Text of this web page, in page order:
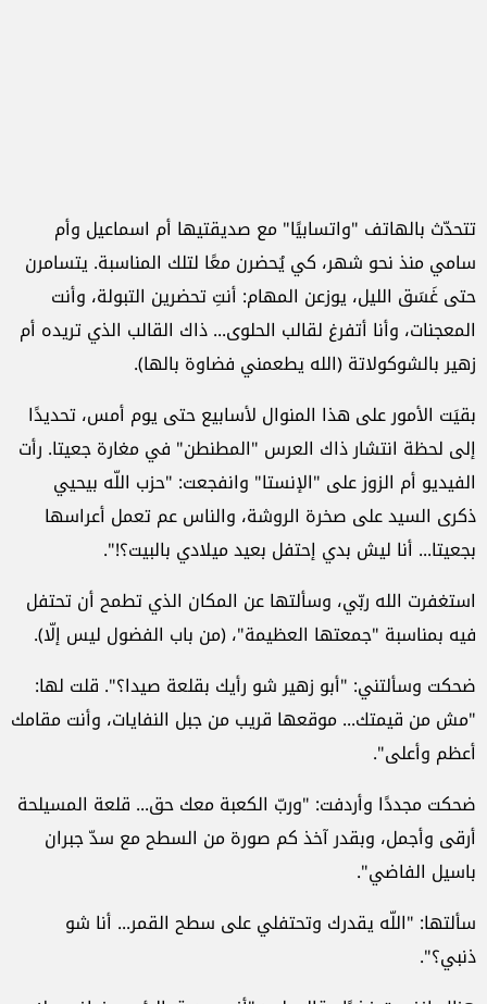
تتحدّث بالهاتف "واتسابيًا" مع صديقتيها أم اسماعيل وأم
سامي منذ نحو شهر، كي يُحضرن معًا لتلك المناسبة. يتسامرن
حتى غَسَق الليل، يوزعن المهام: أنتِ تحضرين التبولة، وأنت
المعجنات، وأنا أتفرغ لقالب الحلوى... ذاك القالب الذي تريده أم
زهير بالشوكولاتة (الله يطعمني فضاوة بالها).
بقيَت الأمور على هذا المنوال لأسابيع حتى يوم أمس، تحديدًا
إلى لحظة انتشار ذاك العرس "المطنطن" في مغارة جعيتا. رأت
الفيديو أم الزوز على "الإنستا" وانفجعت: "حزب اللّه بيحيي
ذكرى السيد على صخرة الروشة، والناس عم تعمل أعراسها
بجعيتا... أنا ليش بدي إحتفل بعيد ميلادي بالبيت؟!".
استغفرت الله ربّي، وسألتها عن المكان الذي تطمح أن تحتفل
فيه بمناسبة "جمعتها العظيمة"، (من باب الفضول ليس إلّا).
ضحكت وسألتني: "أبو زهير شو رأيك بقلعة صيدا؟". قلت لها:
"مش من قيمتك... موقعها قريب من جبل النفايات، وأنت مقامك
أعظم وأعلى".
ضحكت مجددًا وأردفت: "وربّ الكعبة معك حق... قلعة المسيلحة
أرقى وأجمل، وبقدر آخذ كم صورة من السطح مع سدّ جبران
باسيل الفاضي".
سألتها: "اللّه يقدرك وتحتفلي على سطح القمر... أنا شو
ذنبي؟".